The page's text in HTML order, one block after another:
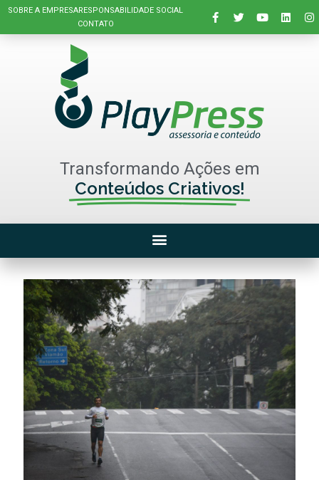
SOBRE A EMPRESARESPONSABILIDADE SOCIAL
CONTATO
Transformando Ações em
Conteúdos Criativos!